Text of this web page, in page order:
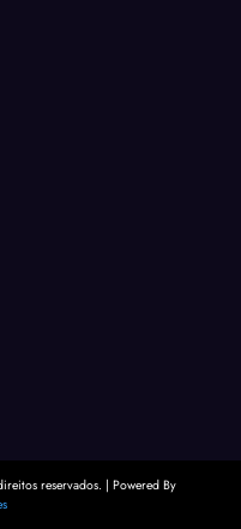
reservados. | Powered By